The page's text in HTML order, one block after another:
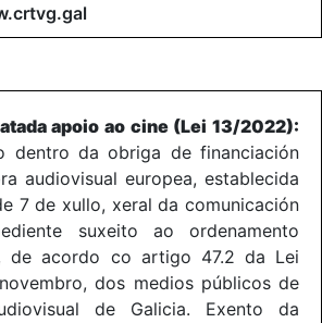
apoio ao cine (Lei 13/2022):
dentro da obriga de financiación
audiovisual europea, establecida
7 de xullo, xeral da comunicación
suxeito ao ordenamento
de acordo co artigo 47.2 da Lei
dos medios públicos de
de Galicia. Exento da